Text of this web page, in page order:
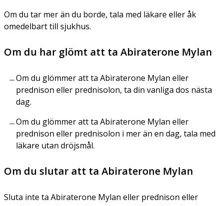
Om du tar mer än du borde, tala med läkare eller åk
omedelbart till sjukhus.
Om du har glömt att ta Abiraterone Mylan
Om du glömmer att ta Abiraterone Mylan eller
prednison eller prednisolon, ta din vanliga dos nästa
dag.
Om du glömmer att ta Abiraterone Mylan eller
prednison eller prednisolon i mer än en dag, tala med
läkare utan dröjsmål.
Om du slutar att ta Abiraterone Mylan
Sluta inte ta Abiraterone Mylan eller prednison eller